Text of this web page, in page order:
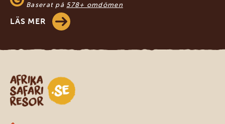
Baserat på 578+ omdömen
LÄS MER
Safari-resor i Afrika